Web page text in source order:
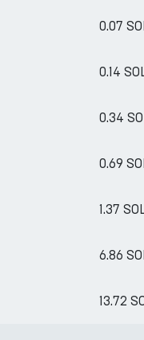
0.07
0.14
0.34
0.69
1.37
6.86
13.72